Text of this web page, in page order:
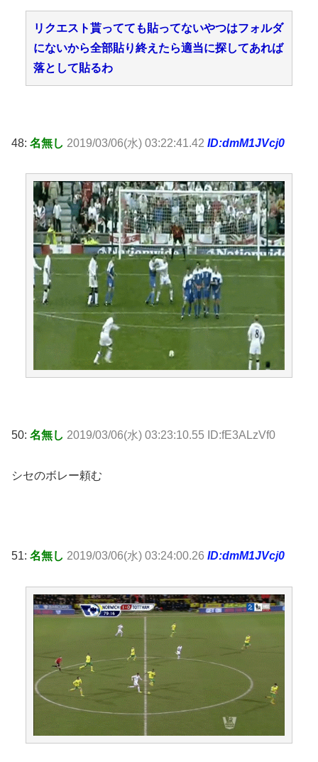
リクエスト貰ってても貼ってないやつはフォルダ
にないから全部貼り終えたら適当に探してあれば
落として貼るわ
48: 名無し 2019/03/06(水) 03:22:41.42 ID:dmM1JVcj0
50: 名無し 2019/03/06(水) 03:23:10.55 ID:fE3ALzVf0
シセのボレー頼む
51: 名無し 2019/03/06(水) 03:24:00.26 ID:dmM1JVcj0